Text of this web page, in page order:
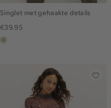
Singlet met gehaakte details
€39.95
lichtzand